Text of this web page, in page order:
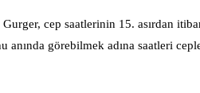
cep saatlerinin 15. asırdan
görebilmek adına saatleri